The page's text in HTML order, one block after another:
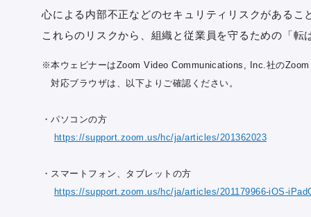
心による内部不正などのセキュリティリスクがあるこ
これらのリスクから、組織と従業員を守るための「
※本ウェビナーはZoom Video Communications, Inc.社のZoom
対応ブラウザは、以下よりご確認ください。
・パソコンの方
https://support.zoom.us/hc/ja/articles/201362023
・スマートフォン、タブレットの方
https://support.zoom.us/hc/ja/articles/201179966-iOS-